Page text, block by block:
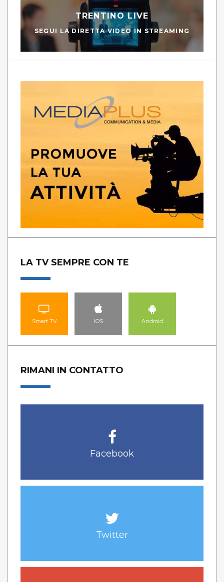
TRENTINO LIVE
SEGUI LA DIRETTA VIDEO IN STREAMING
LA TV SEMPRE CON TE
Smart TV IOS Android
RIMANI IN CONTATTO
Facebook
Twitter